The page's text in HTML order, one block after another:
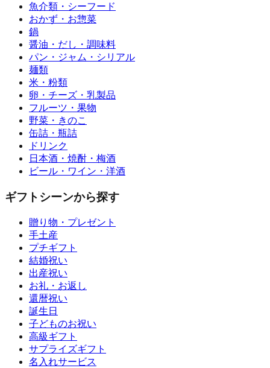
魚介類・シーフード
おかず・お惣菜
鍋
醤油・だし・調味料
パン・ジャム・シリアル
麺類
米・粉類
卵・チーズ・乳製品
フルーツ・果物
野菜・きのこ
缶詰・瓶詰
ドリンク
日本酒・焼酎・梅酒
ビール・ワイン・洋酒
ギフトシーンから探す
贈り物・プレゼント
手土産
プチギフト
結婚祝い
出産祝い
お礼・お返し
還暦祝い
誕生日
子どものお祝い
高級ギフト
サプライズギフト
名入れサービス